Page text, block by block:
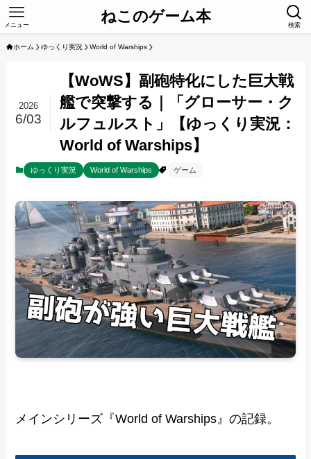
ねこのゲーム本 検索
メニュー
ホーム ゆっくり実況 World of Warships
【WoWS】副砲特化にした巨大戦
艦で突撃する｜「グローサー・ク
ルフュルスト」【ゆっくり実況：
World of Warships】
2026
6/03
ゆっくり実況 World of Warships ゲーム
メインシリーズ『World of Warships』の記録。